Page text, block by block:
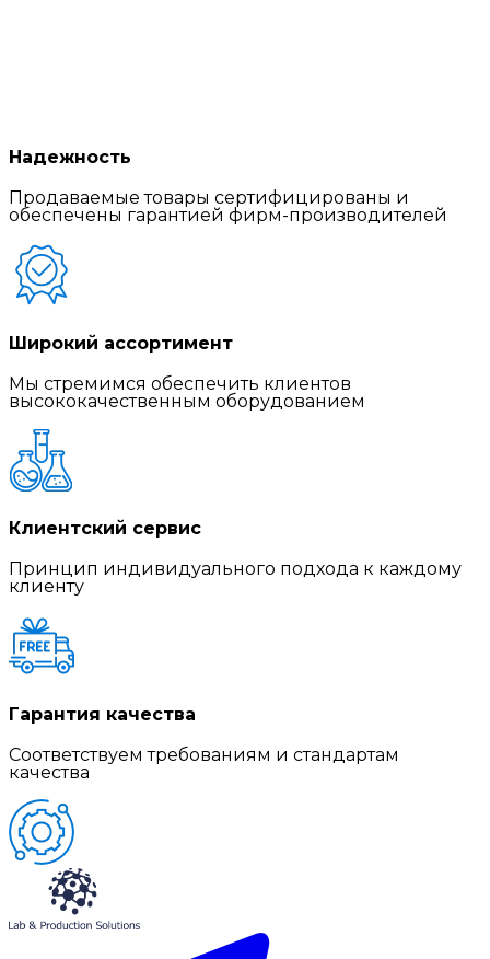
Надежность
Продаваемые товары сертифицированы и
обеспечены гарантией фирм-производителей
Широкий ассортимент
Мы стремимся обеспечить клиентов
высококачественным оборудованием
Клиентский сервис
Принцип индивидуального подхода к каждому
клиенту
Гарантия качества
Соответствуем требованиям и стандартам
качества